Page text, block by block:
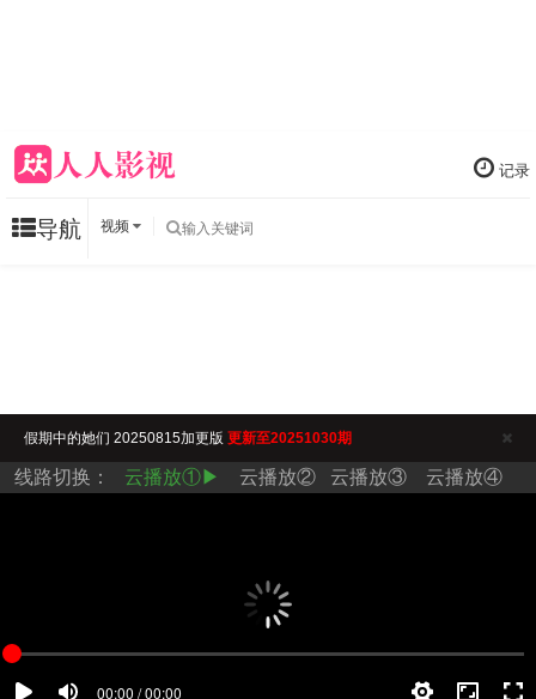
记录
导航 视频
假期中的她们 20250815加更版 更新至20251030期